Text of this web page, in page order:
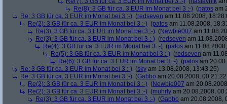
Re(8): 3 GB für ca. 3 EUR im Monat bei 3 :-) (patos am
Re: 3 GB für ca. 3 EUR im Monat bei 3 :-) (redseven am 11.08.2008,
Re(2): 3 GB für ca. 3 EUR im Monat bei 3 :-) (patos am 11.08.2008,
Re(3): 3 GB für ca. 3 EUR im Monat bei 3 :-) (Newbie007 am
Re(3): 3 GB für ca. 3 EUR im Monat bei 3 :-) (redseven am
Re(4): 3 GB für ca. 3 EUR im Monat bei 3 :-) (patos am
Re(5): 3 GB für ca. 3 EUR im Monat bei 3 :-) (redseven am
Re(6): 3 GB für ca. 3 EUR im Monat bei 3 :-) (patos am
Re: 3 GB für ca. 3 EUR im Monat bei 3 :-) (sky am 13.08.2008, 13:43:25)
Re: 3 GB für ca. 3 EUR im Monat bei 3 :-) (Gabbo am 20.08.2008,
Re(2): 3 GB für ca. 3 EUR im Monat bei 3 :-) (Newbie007 am
Re(2): 3 GB für ca. 3 EUR im Monat bei 3 :-) (muhrly am 20.08.2008,
Re(3): 3 GB für ca. 3 EUR im Monat bei 3 :-) (Gabbo am 20.08.2008,